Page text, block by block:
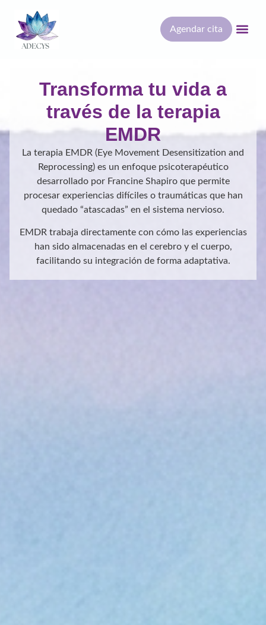
Agendar cita
Transforma tu vida a
través de la terapia
EMDR
La terapia EMDR (Eye Movement Desensitization and
Reprocessing) es un enfoque psicoterapéutico
desarrollado por Francine Shapiro que permite
procesar experiencias difíciles o traumáticas que han
quedado “atascadas” en el sistema nervioso.
EMDR trabaja directamente con cómo las experiencias
han sido almacenadas en el cerebro y el cuerpo,
facilitando su integración de forma adaptativa.